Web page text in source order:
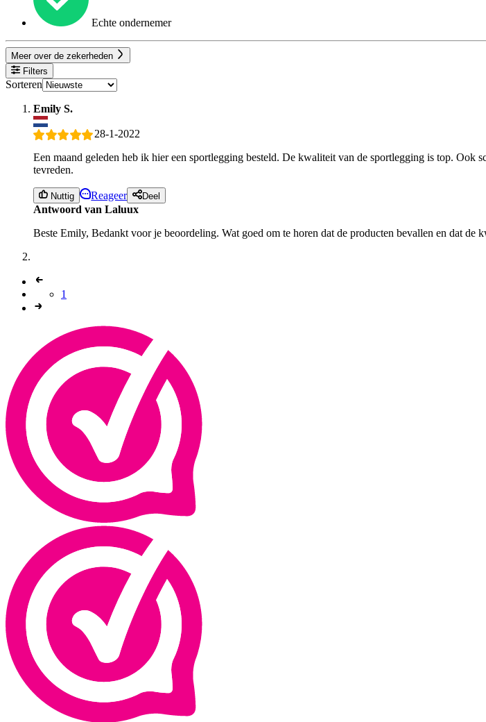
Echte ondernemer
Meer over de zekerheden
Filters
Sorteren
Emily S.
28-1-2022
Een maand geleden heb ik hier een sportlegging besteld. De kwaliteit van de sportlegging is top.
tevreden.
Nuttig Reageer Deel
Antwoord van Laluux
Beste Emily, Bedankt voor je beoordeling. Wat goed om te horen dat de producten bevallen en dat
1